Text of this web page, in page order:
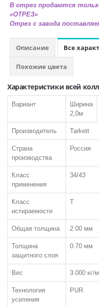
ПО КЛАССУ:
32 класс
33 класс
34 класс
ЧАСТО ИЩУТ:
Толщиной 12мм
Класса пожарной
КОВРОЛИН
Бытовой
Коммерческий
Ковровая плитка
Флокированное покрытие
В отрез продаются
«ОТРЕЗ»
Отрез с завода
Описание Все
Похожие цвета
Характеристики всей
Вариант
Ширина
2,0м
Производитель Tarkett
Страна
производства
Россия
Класс
применения
34/43
Класс
истираемости
T
Общая толщина 2.00 мм
Толщина
защитного слоя
0.70 мм
Вес 3.000 кг/
Технология
усиления
PUR